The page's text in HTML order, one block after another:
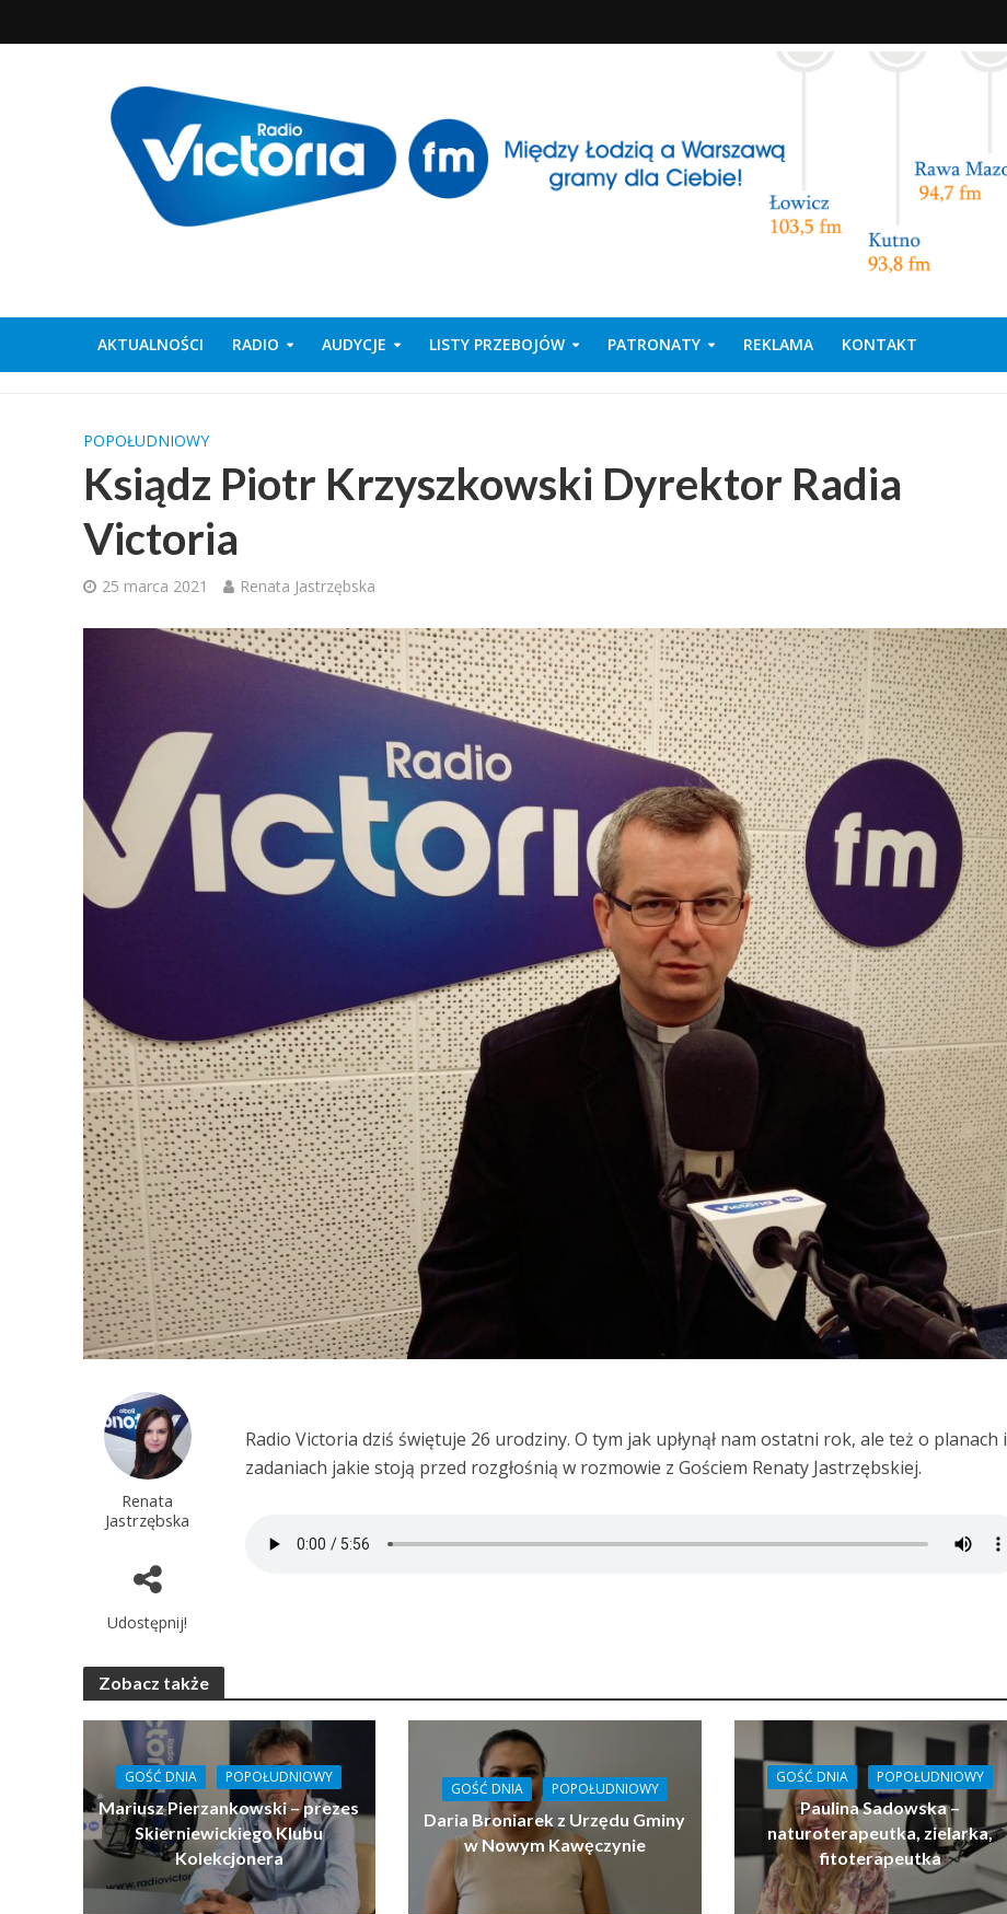
AKTUALNOŚCI RADIO AUDYCJE LISTY PRZEBOJÓW PATRONATY REKLAMA KONTAKT
POPOŁUDNIOWY
Ksiądz Piotr Krzyszkowski Dyrektor Radia
Victoria
25 marca 2021 Renata Jastrzębska
Renata
Jastrzębska
Udostępnij!
Radio Victoria dziś świętuje 26 urodziny. O tym jak upłynął nam ostatni rok, ale też o planach i
zadaniach jakie stoją przed rozgłośnią w rozmowie z Gościem Renaty Jastrzębskiej.
Zobacz także
GOŚĆ DNIA POPOŁUDNIOWY
Mariusz Pierzankowski – prezes
Skierniewickiego Klubu
Kolekcjonera
GOŚĆ DNIA POPOŁUDNIOWY
Daria Broniarek z Urzędu Gminy
w Nowym Kawęczynie
GOŚĆ DNIA POPOŁUDNIOWY
Paulina Sadowska –
naturoterapeutka, zielarka,
fitoterapeutka